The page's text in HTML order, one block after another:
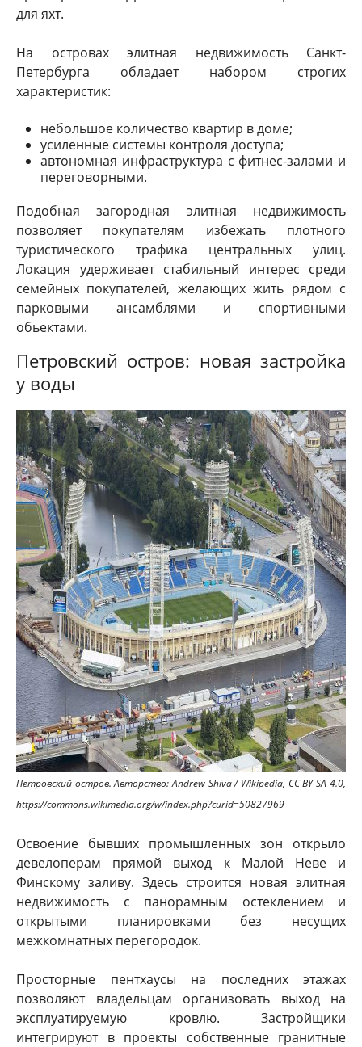
для яхт.
На островах элитная недвижимость Санкт-
Петербурга обладает набором строгих
характеристик:
небольшое количество квартир в доме;
усиленные системы контроля доступа;
автономная инфраструктура с фитнес-залами и
переговорными.
Подобная загородная элитная недвижимость
позволяет покупателям избежать плотного
туристического трафика центральных улиц.
Локация удерживает стабильный интерес среди
семейных покупателей, желающих жить рядом с
парковыми ансамблями и спортивными
обьектами.
Петровский остров: новая застройка
у воды
Петровский остров. Авторство: Andrew Shiva / Wikipedia, CC BY-SA 4.0,
https://commons.wikimedia.org/w/index.php?curid=50827969
Освоение бывших промышленных зон открыло
девелоперам прямой выход к Малой Неве и
Финскому заливу. Здесь строится новая элитная
недвижимость с панорамным остеклением и
открытыми планировками без несущих
межкомнатных перегородок.
Просторные пентхаусы на последних этажах
позволяют владельцам организовать выход на
эксплуатируемую кровлю. Застройщики
интегрируют в проекты собственные гранитные